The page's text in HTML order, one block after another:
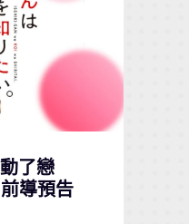
了戀
導預告